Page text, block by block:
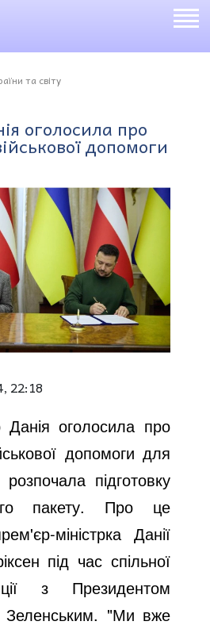
та світу
оголосила про
допомоги
22:18
Данія оголосила про
допомоги для
підготовку
пакету. Про це
міністрка Данії
під час спільної
з Президентом
"Ми вже